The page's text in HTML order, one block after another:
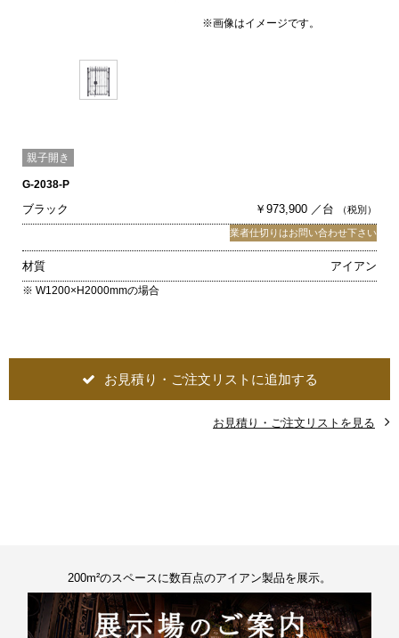
※画像はイメージです。
親子開き
G-2038-P
ブラック ￥973,900 ／台 （税別）
業者仕切りはお問い合わせ下さい
材質 アイアン
※ W1200×H2000mmの場合
お見積り・ご注文リストに追加する
お見積り・ご注文リストを見る
200m²のスペースに数百点のアイアン製品を展示。